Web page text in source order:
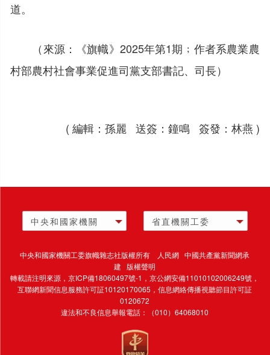
道。
（來源：《旗幟》2025年第1期﹔作者系農業農
村部農村社會事業促進司黨支部書記、司長）
( 編輯：孫麗 送簽：鐘鳴 簽發：林燕 )
中央和國家機關 省直機關工委
中央和國家機關工委旗幟雜志社版權所有 人民網 中國共產黨新聞網承
建 版權聲明
轉載請注明來源，京ICP備18060497號-1 ，京公網安備11010102006249號，
互聯網新聞信息服務許可証10120170065，信息網絡傳播視聽節目許可証
0120672
違法和不良信息舉報電話：（010）64068010